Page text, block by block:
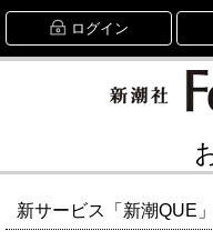
ログイン
新サービス「新潮QUE